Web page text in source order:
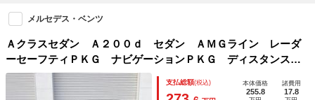
メルセデス・ベンツ
Ａクラスセダン Ａ２００ｄ セダン ＡＭＧライン レーダ
ーセーフティＰＫＧ ナビゲーションＰＫＧ ディスタンスア
シストディストロニック ブラインドスポット レーンキーピ
ングアシスト アクティブパーキングアシスト アダプティブ
支払総額(税込) 本体価格
255.8
諸費用
17.8